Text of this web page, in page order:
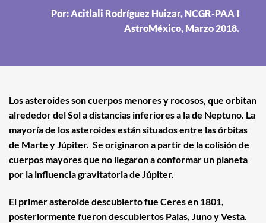
Por: Acitlali Rodríguez Huizar, NCGR-PAA I
AstroMéxico, Marzo 2018.
Los asteroides son cuerpos menores y rocosos, que orbitan
alrededor del Sol a distancias inferiores a la de Neptuno. La
mayoría de los asteroides están situados entre las órbitas
de Marte y Júpiter. Se originaron a partir de la colisión de
cuerpos mayores que no llegaron a conformar un planeta
por la influencia gravitatoria de Júpiter.
El primer asteroide descubierto fue Ceres en 1801,
posteriormente fueron descubiertos Palas, Juno y Vesta.